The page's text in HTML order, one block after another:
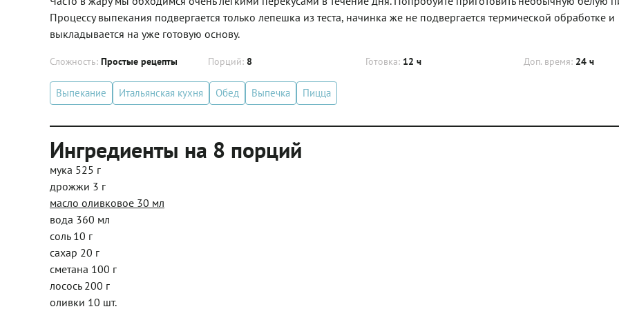
Процессу выпекания подвергается только лепешка из теста, начинка же не подвергается термической обработке и
выкладывается на уже готовую основу.
Сложность: Простые рецепты Порций: 8 Готовка: 12 ч Доп. время: 24 ч
Выпекание Итальянская кухня Обед Выпечка Пицца
Ингредиенты на 8 порций
мука 525 г
дрожжи 3 г
масло оливковое 30 мл
вода 360 мл
соль 10 г
сахар 20 г
сметана 100 г
лосось 200 г
оливки 10 шт.